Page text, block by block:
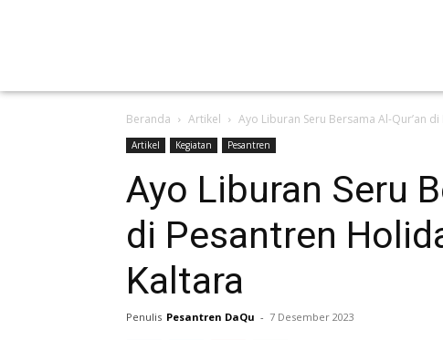
Beranda Artikel Ayo Liburan Seru Bersama Al-Qur’an
Artikel Kegiatan Pesantren
Ayo Liburan Seru
di Pesantren
Kaltara
Penulis Pesantren DaQu - 7 Desember 2023